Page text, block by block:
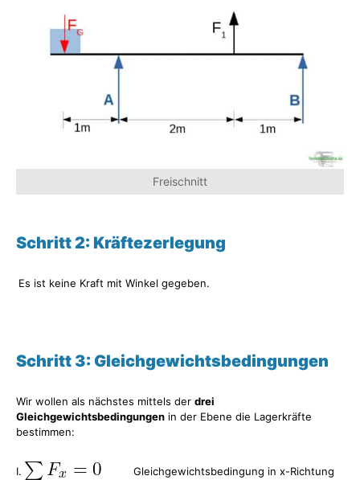
Freischnitt
Schritt 2: Kräftezerlegung
Es ist keine Kraft mit Winkel gegeben.
Schritt 3: Gleichgewichtsbedingungen
Wir wollen als nächstes mittels der drei
Gleichgewichtsbedingungen in der Ebene die Lagerkräfte
bestimmen:
I. Gleichgewichtsbedingung in x-Richtung